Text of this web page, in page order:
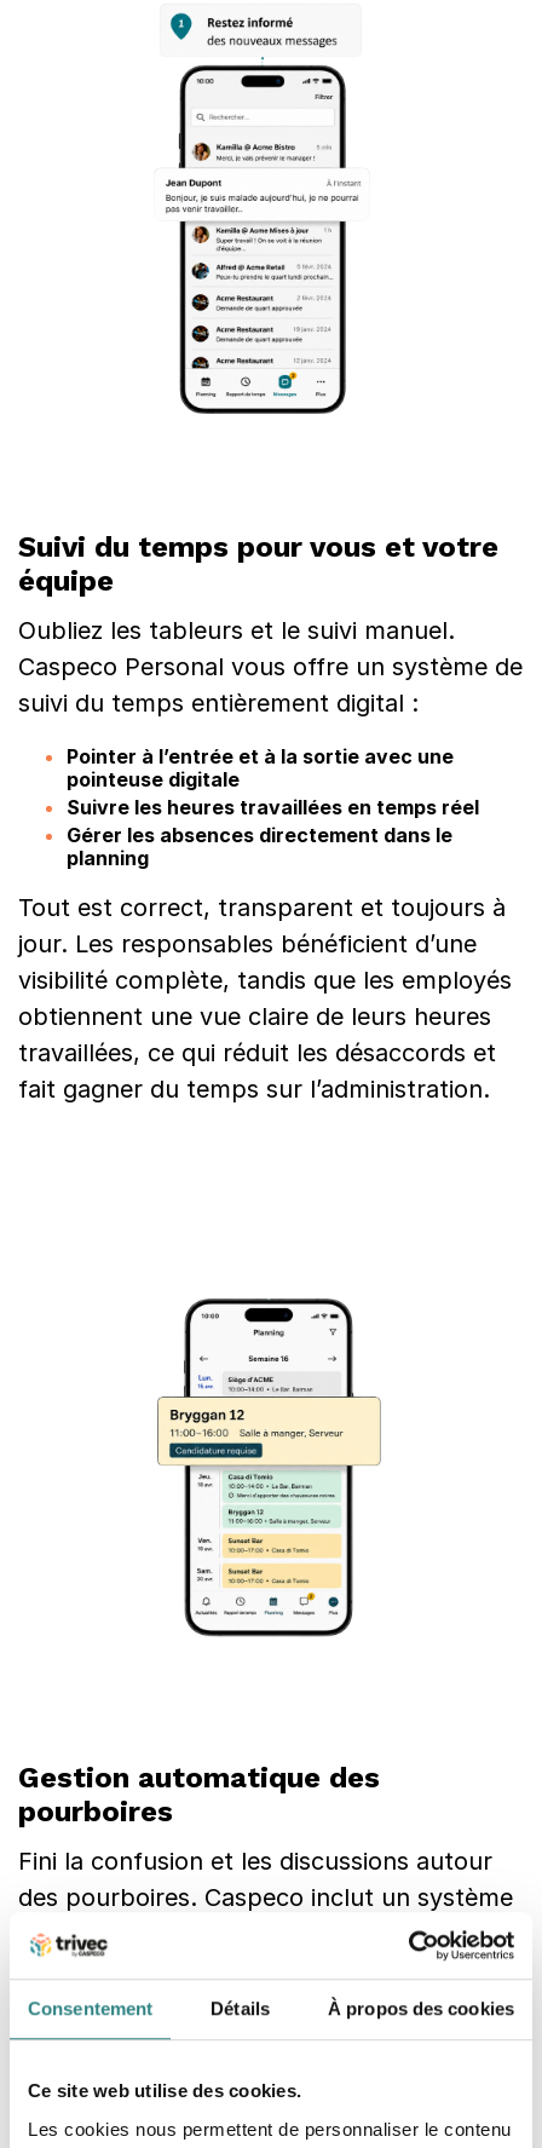
Consentement Détails À propos des cookies
Ce site web utilise des cookies.
Les cookies nous permettent de personnaliser le contenu
Suivi du temps pour vous et votre
équipe
Oubliez les tableurs et le suivi manuel.
Caspeco Personal vous offre un système de
suivi du temps entièrement digital :
Pointer à l’entrée et à la sortie avec une
pointeuse digitale
Suivre les heures travaillées en temps réel
Gérer les absences directement dans le
planning
Tout est correct, transparent et toujours à
jour. Les responsables bénéficient d’une
visibilité complète, tandis que les employés
obtiennent une vue claire de leurs heures
travaillées, ce qui réduit les désaccords et
fait gagner du temps sur l’administration.
Gestion automatique des
pourboires
Fini la confusion et les discussions autour
des pourboires. Caspeco inclut un système
de gestion des pourboires entièrement
Définissez des règles claires de répartition
Garantissez des versements justes et
transparents